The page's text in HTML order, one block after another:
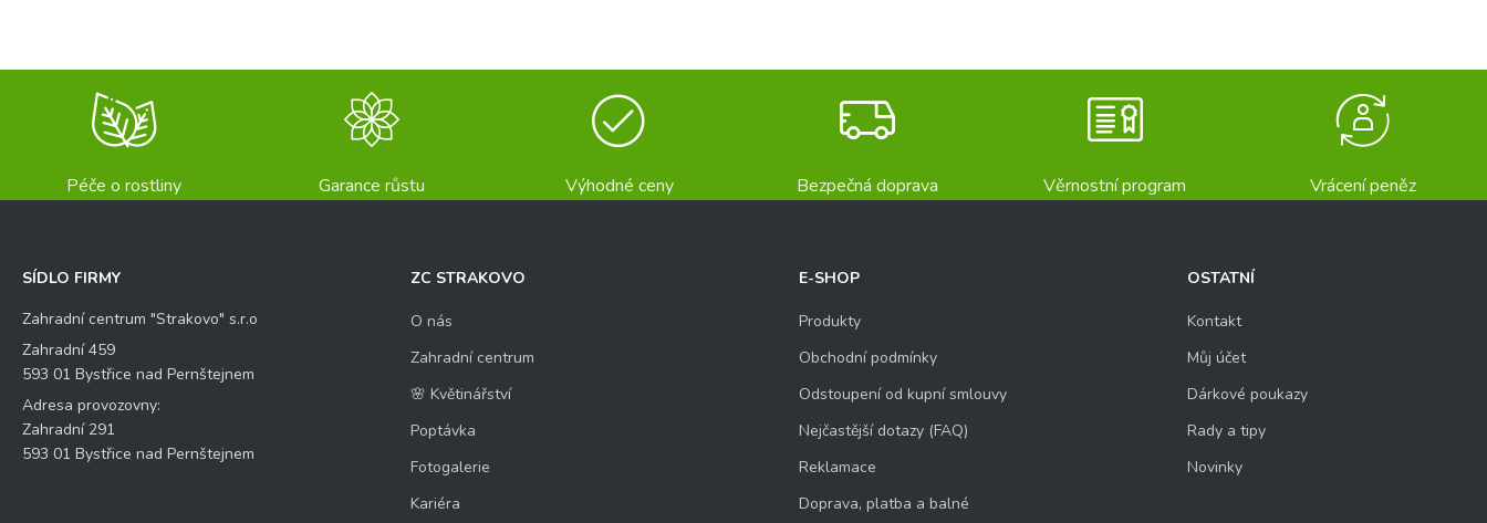
Péče o rostliny Garance růstu Výhodné ceny Bezpečná doprava Věrnostní program Vrácení peněz
SÍDLO FIRMY
Zahradní centrum "Strakovo" s.r.o
Zahradní 459
593 01 Bystřice nad Pernštejnem
Adresa provozovny:
Zahradní 291
593 01 Bystřice nad Pernštejnem
ZC STRAKOVO
O nás
Zahradní centrum
🌸 Květinářství
Poptávka
Fotogalerie
Kariéra
E-SHOP
Produkty
Obchodní podmínky
Odstoupení od kupní smlouvy
Nejčastější dotazy (FAQ)
Reklamace
Doprava, platba a balné
OSTATNÍ
Kontakt
Můj účet
Dárkové poukazy
Rady a tipy
Novinky